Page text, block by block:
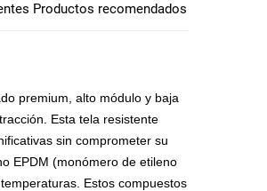
Productos recomendados
premium, alto módulo y baja
Esta tela resistente
sin comprometer su
EPDM (monómero de etileno
Estos compuestos